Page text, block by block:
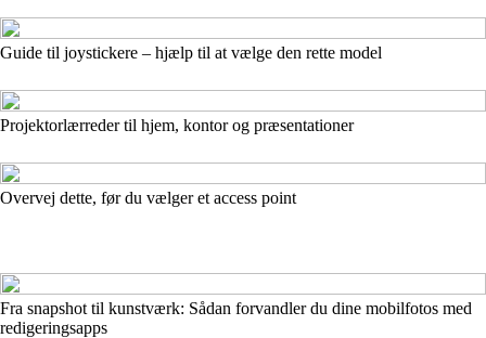
Guide til joystickere – hjælp til at vælge den rette model
Projektorlærreder til hjem, kontor og præsentationer
Overvej dette, før du vælger et access point
Fra snapshot til kunstværk: Sådan forvandler du dine mobilfotos med
redigeringsapps